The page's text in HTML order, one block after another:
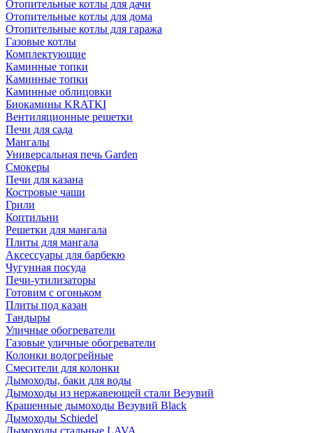
Отопительные котлы для дачи
Отопительные котлы для дома
Отопительные котлы для гаража
Газовые котлы
Комплектующие
Каминные топки
Каминные топки
Каминные облицовки
Биокамины KRATKI
Вентиляционные решетки
Печи для сада
Мангалы
Универсальная печь Garden
Смокеры
Печи для казана
Костровые чаши
Грили
Коптильни
Решетки для мангала
Плиты для мангала
Аксессуары для барбекю
Чугунная посуда
Печи-утилизаторы
Готовим с огоньком
Плиты под казан
Тандыры
Уличные обогреватели
Газовые уличные обогреватели
Колонки водогрейные
Смесители для колонки
Дымоходы, баки для воды
Дымоходы из нержавеющей стали Везувий
Крашенные дымоходы Везувий Black
Дымоходы Schiedel
Дымоходы стальные LAVA